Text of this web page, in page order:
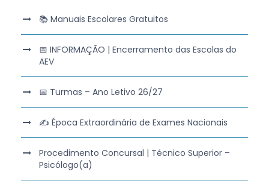
📚 Manuais Escolares Gratuitos
📅 INFORMAÇÃO | Encerramento das Escolas do
AEV
📅 Turmas – Ano Letivo 26/27
✍️ Época Extraordinária de Exames Nacionais
Procedimento Concursal | Técnico Superior –
Psicólogo(a)